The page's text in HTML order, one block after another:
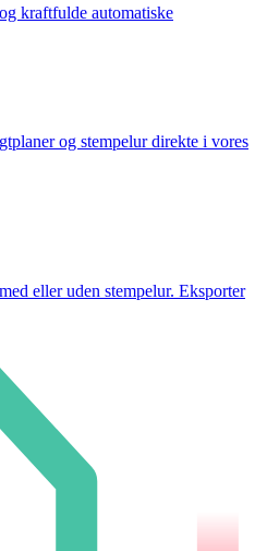
kraftfulde automatiske
og stempelur direkte i vores
eller uden stempelur. Eksporter